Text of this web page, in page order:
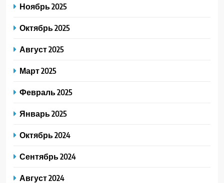
Ноябрь 2025
Октябрь 2025
Август 2025
Март 2025
Февраль 2025
Январь 2025
Октябрь 2024
Сентябрь 2024
Август 2024